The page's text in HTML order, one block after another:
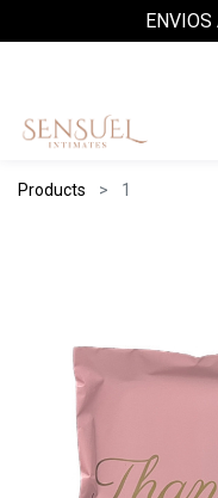
ENVIOS
Products 1